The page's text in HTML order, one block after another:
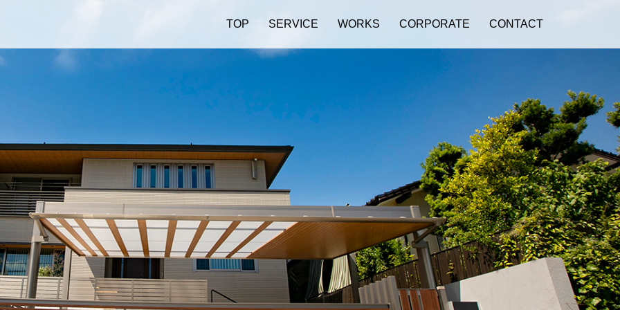
TOP SERVICE WORKS CORPORATE CONTACT